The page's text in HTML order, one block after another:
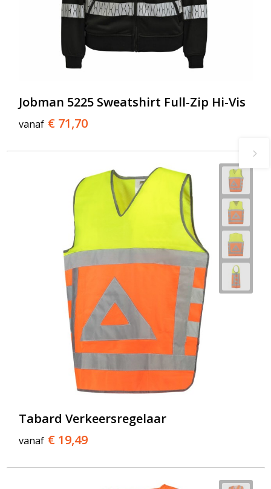
Jobman 5225 Sweatshirt Full-Zip Hi-Vis
vanaf € 71,70
Tabard Verkeersregelaar
vanaf € 19,49